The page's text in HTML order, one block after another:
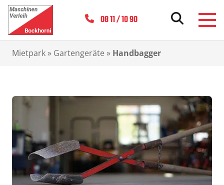
08 11 / 10 90
Mietpark » Gartengeräte » Handbagger